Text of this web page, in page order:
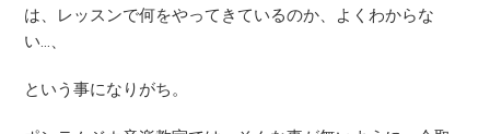
は、レッスンで何をやってきているのか、よくわからな
い…、
という事になりがち。